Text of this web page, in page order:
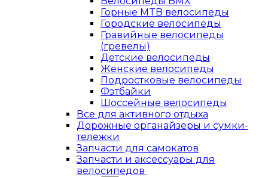
Горные MTB велосипеды
Городские велосипеды
Гравийные велосипеды
(гревелы)
Детские велосипеды
Женские велосипеды
Подростковые велосипеды
Фэтбайки
Шоссейные велосипеды
Все для активного отдыха
Дорожные органайзеры и сумки-
тележки
Запчасти для самокатов
Запчасти и аксессуары для
велосипедов